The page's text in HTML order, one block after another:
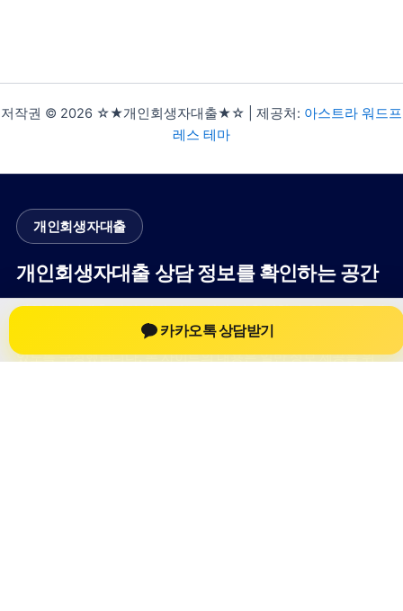
저작권 © 2026 ☆★개인회생자대출★☆ | 제공처: 아스트라 워드프
레스 테마
개인회생자대출
개인회생자대출 상담 정보를 확인하는 공간
개인회생자대출 관련 상담 정보, 상담 전 확인할 수 있는 기준, 대
출 선택 시 참고할 수 있는 내용을 61yfsf.com 안에서 확인할 수
있도록 구성했습니다. 본 사이트의 내용은 일반 정보 제공을 위
카카오톡 상담받기